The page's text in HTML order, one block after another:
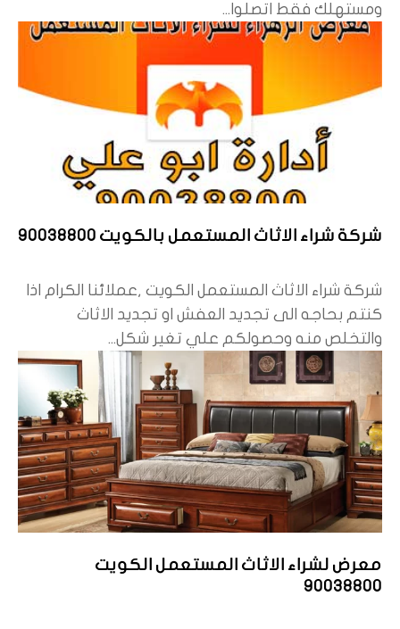
ومستهلك فقط اتصلوا...
شركة شراء الاثاث المستعمل بالكويت 90038800
شركة شراء الاثاث المستعمل الكويت ,عملائنا الكرام اذا
كنتم بحاجه الى تجديد العفش او تجديد الاثاث
والتخلص منه وحصولكم علي تغير شكل...
معرض لشراء الاثاث المستعمل الكويت
90038800